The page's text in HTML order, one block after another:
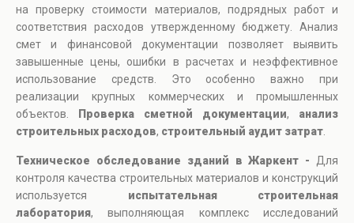
на проверку стоимости материалов, подрядных работ и
соответствия расходов утвержденному бюджету. Анализ
смет и финансовой документации позволяет выявить
завышенные цены, ошибки в расчетах и неэффективное
использование средств. Это особенно важно при
реализации крупных коммерческих и промышленных
объектов.
Проверка сметной документации, анализ
строительных расходов, строительный аудит затрат
Техническое обследование зданий в Жаркент - Для
контроля качества строительных материалов и конструкций
используется испытательная строительная
лаборатория, выполняющая комплекс исследований